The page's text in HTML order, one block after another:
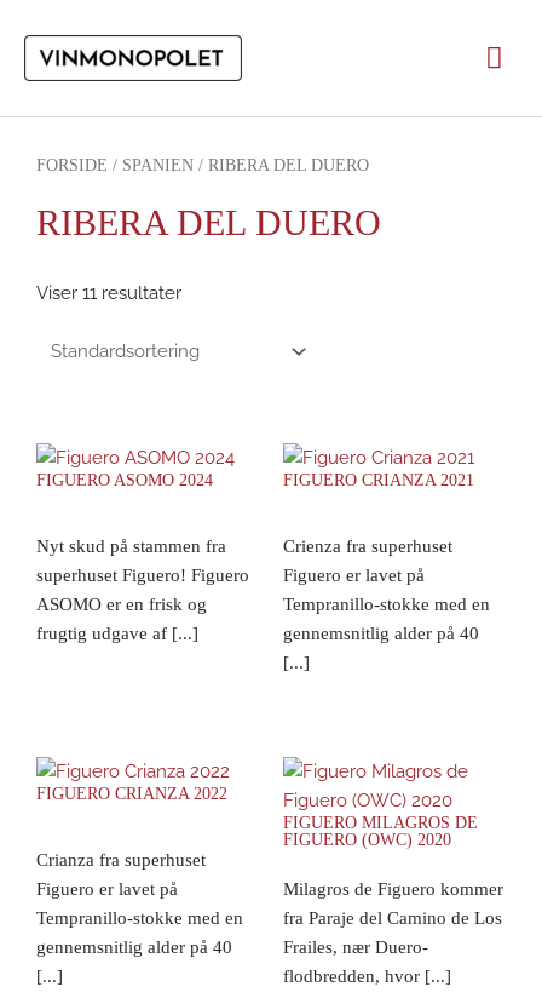
indholdet
FORSIDE / SPANIEN / RIBERA DEL DUERO
RIBERA DEL DUERO
Viser 11 resultater
FIGUERO ASOMO 2024
Nyt skud på stammen fra
superhuset Figuero! Figuero
ASOMO er en frisk og
frugtig udgave af [...]
FIGUERO CRIANZA 2021
Crienza fra superhuset
Figuero er lavet på
Tempranillo-stokke med en
gennemsnitlig alder på 40
[...]
FIGUERO CRIANZA 2022
Crianza fra superhuset
Figuero er lavet på
Tempranillo-stokke med en
gennemsnitlig alder på 40
[...]
FIGUERO MILAGROS DE
FIGUERO (OWC) 2020
Milagros de Figuero kommer
fra Paraje del Camino de Los
Frailes, nær Duero-
flodbredden, hvor [...]